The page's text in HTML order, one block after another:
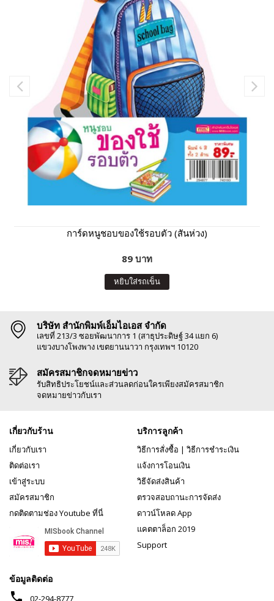
การ์ดหนูชอบของใช้รอบตัว (สันห่วง)
89 บาท
หยิบใส่รถเข็น
บริษัท สำนักพิมพ์เอ็มไอเอส จำกัด
เลขที่ 213/3 ซอยพัฒนาการ 1 (สาธุประดิษฐ์ 34 แยก 6)
แขวงบางโพงพาง เขตยานนาวา กรุงเทพฯ 10120
สมัครสมาชิกจดหมายข่าว
รับสิทธิประโยชน์และส่วนลดก่อนใครเพียงสมัครสมาชิก
จดหมายข่าวกับเรา
เกี่ยวกับร้าน
เกี่ยวกับเรา
ติดต่อเรา
เข้าสู่ระบบ
สมัครสมาชิก
กดติดตามช่อง Youtube ที่นี่
บริการลูกค้า
วิธีการสั่งซื้อ | วิธีการชำระเงิน
แจ้งการโอนเงิน
วิธีจัดส่งสินค้า
ตรวจสอบถานะการจัดส่ง
ดาวน์โหลด App
แคตตาล็อก 2019
Support
ข้อมูลติดต่อ
phone 02-294-8777